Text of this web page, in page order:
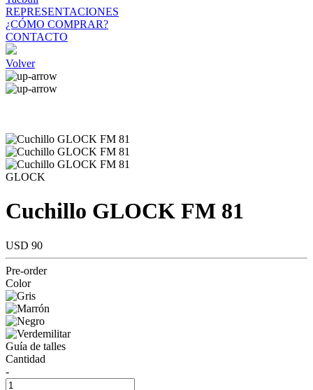
REPRESENTACIONES
¿CÓMO COMPRAR?
CONTACTO
Volver
GLOCK
Cuchillo GLOCK FM 81
USD 90
Pre-order
Color
Guía de talles
Cantidad
-